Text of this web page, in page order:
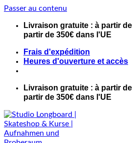
Passer au contenu
Livraison gratuite : à partir
partir de 350€ dans l'UE
Frais d'expédition
Heures d'ouverture et accès
Livraison gratuite : à partir
partir de 350€ dans l'UE